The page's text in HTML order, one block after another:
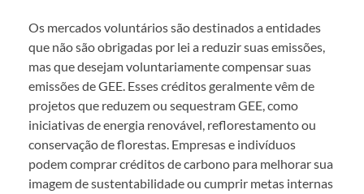
Os mercados voluntários são destinados a entidades
que não são obrigadas por lei a reduzir suas emissões,
mas que desejam voluntariamente compensar suas
emissões de GEE. Esses créditos geralmente vêm de
projetos que reduzem ou sequestram GEE, como
iniciativas de energia renovável, reflorestamento ou
conservação de florestas. Empresas e indivíduos
podem comprar créditos de carbono para melhorar sua
imagem de sustentabilidade ou cumprir metas internas